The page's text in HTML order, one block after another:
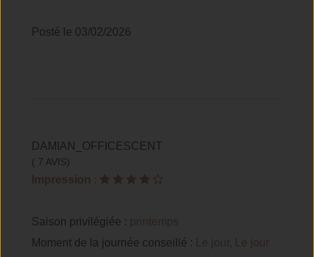
Posté le 03/02/2026
DAMIAN_OFFICESCENT
( 7 AVIS)
Impression :
Saison privilégiée : printemps
Moment de la journée conseillé :
Le jour, Le jour